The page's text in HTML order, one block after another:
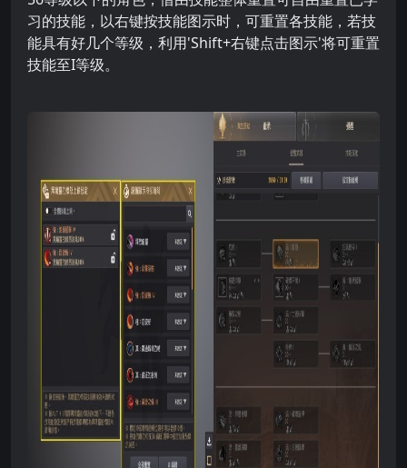
习的技能，以右键按技能图示时，可重置各技能，若技
能具有好几个等级，利用'Shift+右键点击图示'将可重置
技能至I等级。